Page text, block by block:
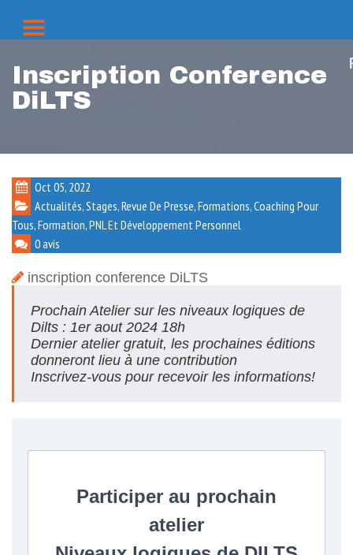
Inscription Conference
DiLTS
Oct 05, 2022
Actualités, Stages, Revue De Presse, Formations,Coaching Pour
Tous,Formation,PNL Et Développement Personnel
0 avis
inscription conference DiLTS
Prochain Atelier sur les niveaux logiques de
Dilts : 1er aout 2024 18h
Dernier atelier gratuit, les prochaines éditions
donneront lieu à une contribution
Inscrivez-vous pour recevoir les informations!